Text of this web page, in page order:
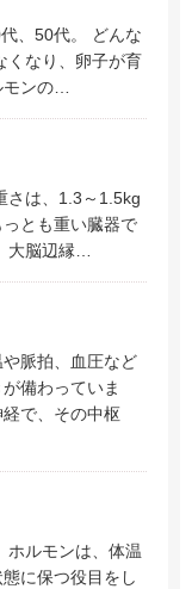
、50代。 どんな
なり、卵子が育
ンの…
は、1.3～1.5kg
とも重い臓器で
脳辺縁…
脈拍、血圧など
備わっていま
で、その中枢
ルモンは、体温
に保つ役目をし